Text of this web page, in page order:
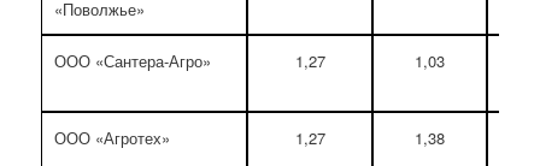
«Поволжье»
ООО «Сантера-Агро» 1,27 1,03
ООО «Агротех» 1,27 1,38